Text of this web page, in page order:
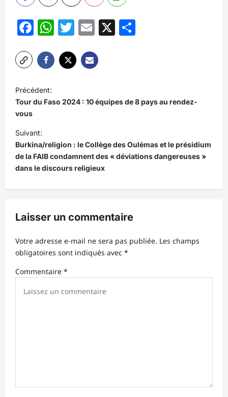
Facebook
WhatsApp
Twitter
Email
X
a
v
i
g
a
o
d
’
a
Précédent:
Tour du Faso 2024 : 10 équipes de 8 pays au rendez-
vous
Suivant:
Burkina/religion : le Collège des Oulémas et le présidium
de la FAIB condamnent des « déviations dangereuses »
dans le discours religieux
Laisser un commentaire
Votre adresse e-mail ne sera pas publiée. Les champs
obligatoires sont indiqués avec *
Commentaire *